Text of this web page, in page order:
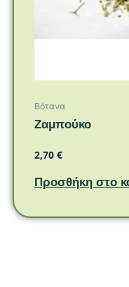
Βότανα
Ζαμπούκο
2,70€
Προσθήκη στο